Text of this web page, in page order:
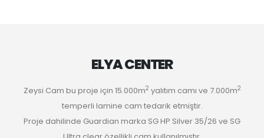
ELYA CENTER
Zeysi Cam bu proje için 15.000m2 yalıtım camı ve 7.000m2
temperli lamine cam tedarik etmiştir.
Proje dahilinde Guardian marka SG HP Silver 35/26 ve SG